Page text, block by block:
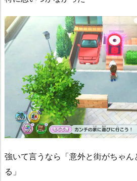
強いて言うなら「意外と街がちゃん
る」